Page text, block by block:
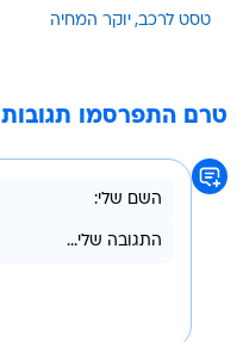
טסט לרכב יוקר המחיה
טרם התפרסמו תגובות